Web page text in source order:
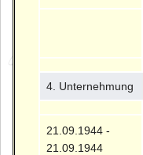
4. Unternehmung
21.09.1944 -
21.09.1944